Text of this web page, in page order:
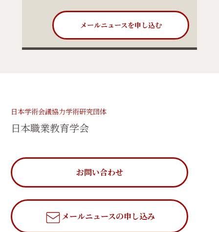
メールニュースを申し込む
日本学術会議協力学術研究団体
日本職業教育学会
お問い合わせ
メールニュースの申し込み